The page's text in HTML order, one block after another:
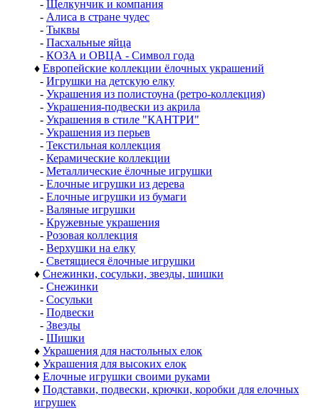
- Щелкунчик и компания
- Алиса в стране чудес
- Тыквы
- Пасхальные яйца
- КОЗА и ОВЦА - Символ года
♦ Европейские коллекции ёлочных украшений
- Игрушки на детскую елку
- Украшения из полистоуна (ретро-коллекция)
- Украшения-подвески из акрила
- Украшения в стиле "КАНТРИ"
- Украшения из перьев
- Текстильная коллекция
- Керамические коллекции
- Металлические ёлочные игрушки
- Елочные игрушки из дерева
- Елочные игрушки из бумаги
- Валяные игрушки
- Кружевные украшения
- Розовая коллекция
- Верхушки на елку
- Светящиеся ёлочные игрушки
♦ Снежинки, сосульки, звезды, шишки
- Снежинки
- Сосульки
- Подвески
- Звезды
- Шишки
♦ Украшения для настольных елок
♦ Украшения для высоких елок
♦ Елочные игрушки своими руками
♦ Подставки, подвески, крючки, коробки для елочных
игрушек